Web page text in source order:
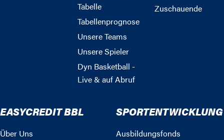
Tabelle
Tabellenprognose
Unsere Teams
Unsere Spieler
Dyn Basketball -
Live & auf Abruf
Zuschauende
EASYCREDIT BBL
Über Uns
SPORTENTWICKLUNG
Ausbildungsfonds